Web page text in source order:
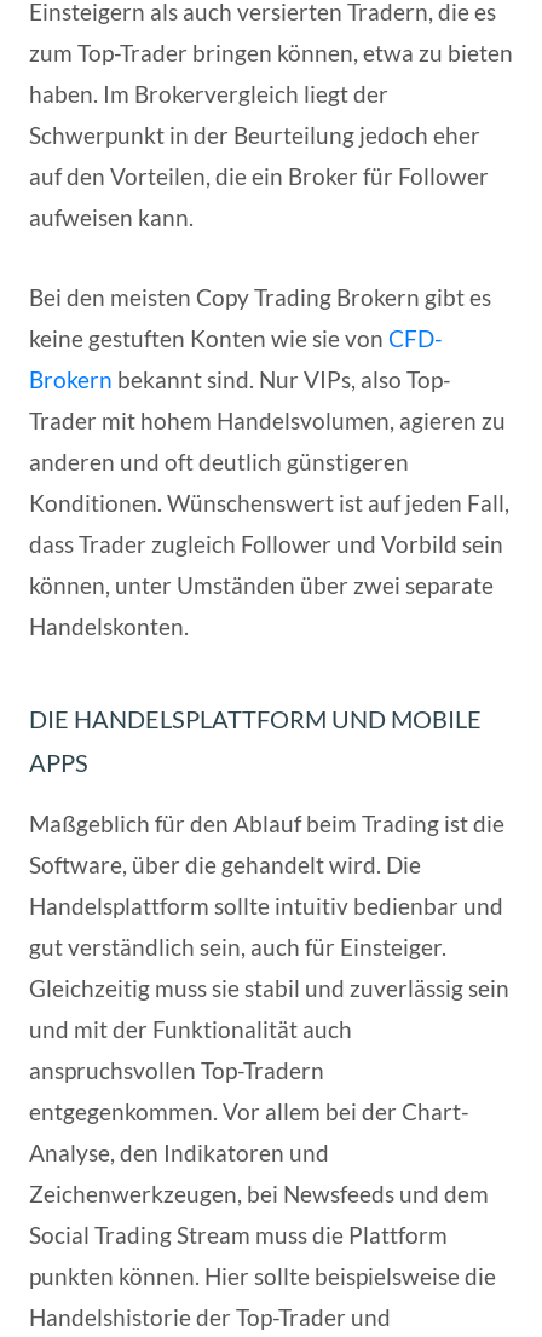
Einsteigern als auch versierten Tradern, die es
zum Top-Trader bringen können, etwa zu bieten
haben. Im Brokervergleich liegt der
Schwerpunkt in der Beurteilung jedoch eher
auf den Vorteilen, die ein Broker für Follower
aufweisen kann.
Bei den meisten Copy Trading Brokern gibt es
keine gestuften Konten wie sie von CFD-
Brokern bekannt sind. Nur VIPs, also Top-
Trader mit hohem Handelsvolumen, agieren zu
anderen und oft deutlich günstigeren
Konditionen. Wünschenswert ist auf jeden Fall,
dass Trader zugleich Follower und Vorbild sein
können, unter Umständen über zwei separate
Handelskonten.
DIE HANDELSPLATTFORM UND MOBILE
APPS
Maßgeblich für den Ablauf beim Trading ist die
Software, über die gehandelt wird. Die
Handelsplattform sollte intuitiv bedienbar und
gut verständlich sein, auch für Einsteiger.
Gleichzeitig muss sie stabil und zuverlässig sein
und mit der Funktionalität auch
anspruchsvollen Top-Tradern
entgegenkommen. Vor allem bei der Chart-
Analyse, den Indikatoren und
Zeichenwerkzeugen, bei Newsfeeds und dem
Social Trading Stream muss die Plattform
punkten können. Hier sollte beispielsweise die
Handelshistorie der Top-Trader und